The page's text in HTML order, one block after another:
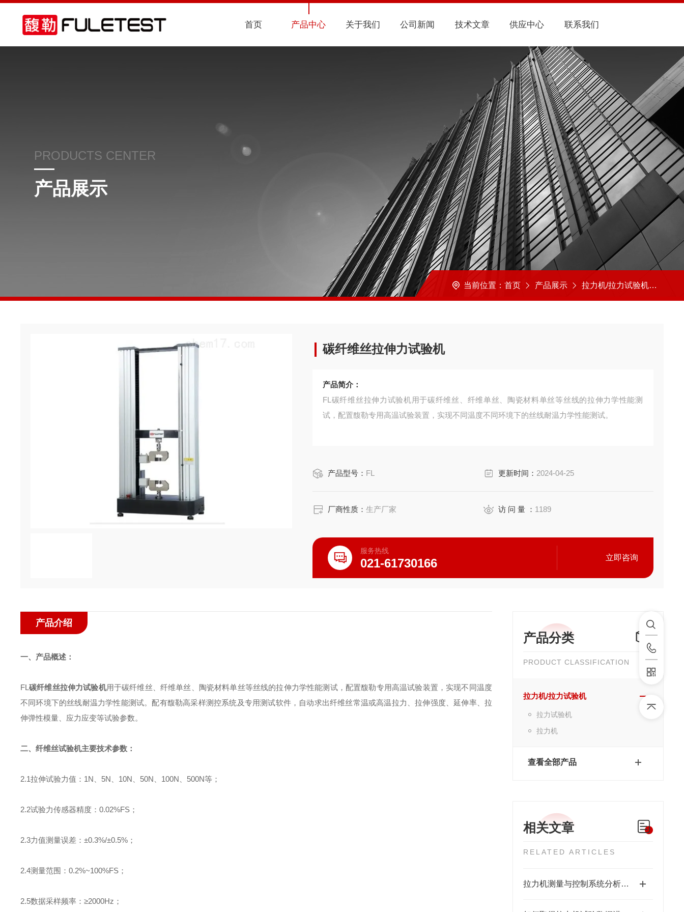
首页 产品中心 关于我们 公司新闻 技术文章 供应中心 联系我们
PRODUCTS CENTER
产品展示
当前位置： 首页 产品展示 拉力机/拉力试验机
碳纤维丝拉伸力试验机
产品简介：
FL碳纤维丝拉伸力试验机用于碳纤维丝、纤维单丝、陶瓷材料单丝等丝线的拉伸力学性能测
试，配置馥勒专用高温试验装置，实现不同温度不同环境下的丝线耐温力学性能测试。
产品型号： FL 更新时间： 2024-04-25
厂商性质：生产厂家 访 问 量 ： 1189
服务热线
021-61730166 立即咨询
产品分类
PRODUCT CLASSIFICATION
拉力机/拉力试验机
拉力试验机
拉力机
查看全部产品
相关文章
RELATED ARTICLES
拉力机测量与控制系统分析方法
产品介绍
一、 产品概述：
FL 碳纤维丝拉伸力试验机用于碳纤维丝、纤维单丝、陶瓷材料单丝等丝线的拉伸力学性能测试，配置馥勒专用高温试验装置，实现不同温度
不同环境下的丝线耐温力学性能测试。配有馥勒高采样测控系统及专用测试软件，自动求出纤维丝常温或高温拉力、拉伸强度、延伸率、拉
伸弹性模量、应力应变等试验参数。
二、纤维丝试验机主要技术参数：
2.1拉伸试验力值： 1N 5N 10N 50N 100N 500N等；
2.2试验力传感器精度： 0.02%FS ；
2.3力值测量误差：±0.3%/±0.5% ；
2.4测量范围： 0.2%~100%FS ；
2.5数据采样频率：≥2000Hz ；